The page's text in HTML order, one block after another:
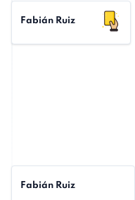
Fabián Ruiz
Fabián Ruiz